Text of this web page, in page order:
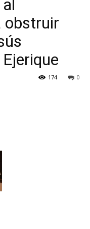
obstruir
0
174